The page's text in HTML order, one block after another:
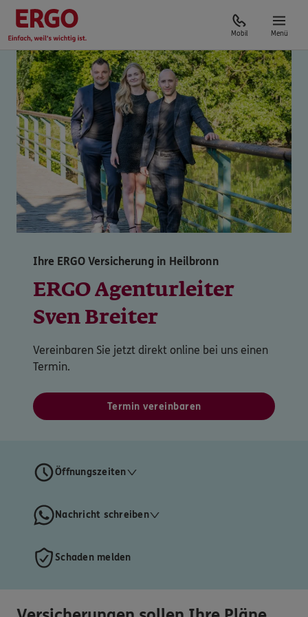
Mobil Menü
Ihre ERGO Versicherung in Heilbronn
ERGO Agenturleiter
Sven Breiter
Vereinbaren Sie jetzt direkt online bei uns einen
Termin.
Termin vereinbaren
Öffnungszeiten
Nachricht schreiben
Schaden melden